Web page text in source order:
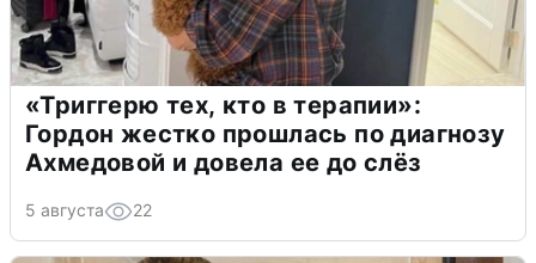
«Триггерю тех, кто в терапии»:
Гордон жестко прошлась по диагнозу
Ахмедовой и довела ее до слёз
5 августа 22